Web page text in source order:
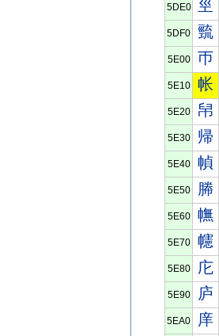
5DE0 巠
5DF0 巰
5E00 帀
5E10 帐
5E20 帠
5E30 帰
5E40 幀
5E50 幐
5E60 幠
5E70 幰
5E80 庀
5E90 庐
5EA0 庠